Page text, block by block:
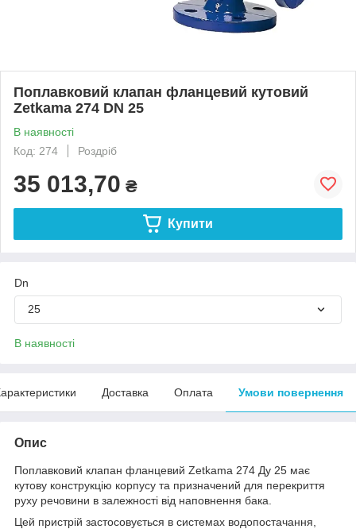
Поплавковий клапан фланцевий кутовий
Zetkama 274 DN 25
В наявності
Код: 274
Роздріб
35 013,70 ₴
Купити
Dn
25
В наявності
Доставка Оплата Умови повернення
Опис
Поплавковий клапан фланцевий Zetkama 274 Ду 25 має
кутову конструкцію корпусу та призначений для перекриття
руху речовини в залежності від наповнення бака.
Цей пристрій застосовується в системах водопостачання,